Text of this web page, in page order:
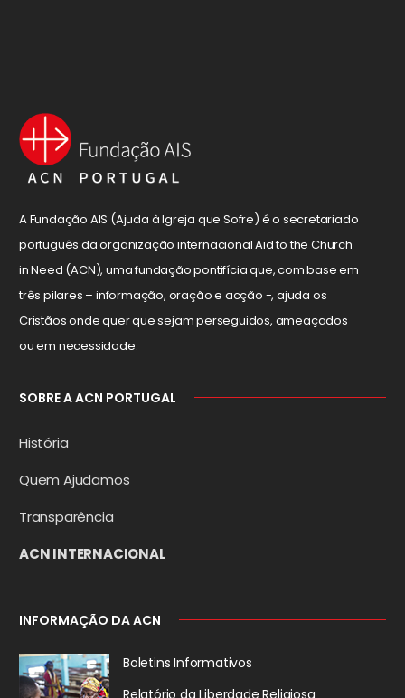
A Fundação AIS (Ajuda à Igreja que Sofre) é o secretariado
português da organização internacional Aid to the Church
in Need (ACN), uma fundação pontifícia que, com base em
três pilares – informação, oração e acção -, ajuda os
Cristãos onde quer que sejam perseguidos, ameaçados
ou em necessidade.
SOBRE A ACN PORTUGAL
História
Quem Ajudamos
Transparência
ACN INTERNACIONAL
INFORMAÇÃO DA ACN
Boletins Informativos
Relatório da Liberdade Religiosa